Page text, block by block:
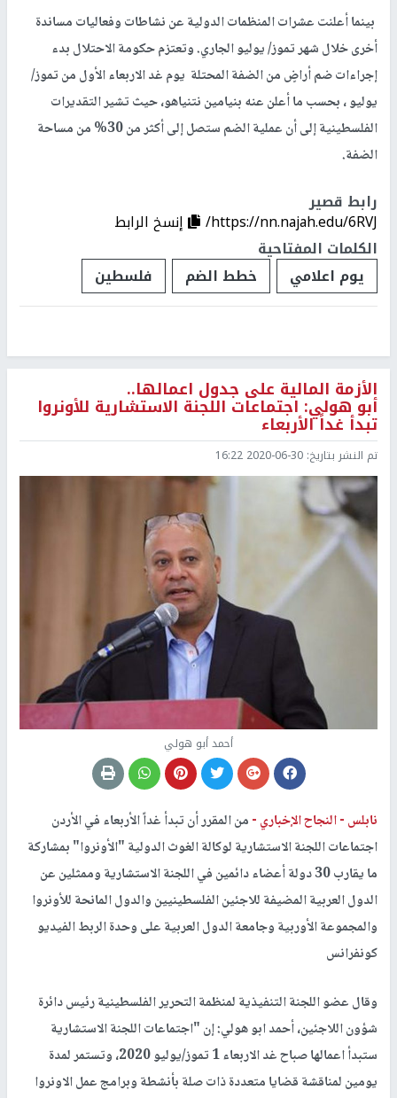
بينما أعلنت عشرات المنظمات الدولية عن نشاطات وفعاليات مساندة
أخرى خلال شهر تموز/ يوليو الجاري. وتعتزم حكومة الاحتلال بدء
إجراءات ضم أراضٍ من الضفة المحتلة يوم غد الاربعاء الأول من تموز/
يوليو ، بحسب ما أعلن عنه بنيامين نتنياهو، حيث تشير التقديرات
الفلسطينية إلى أن عملية الضم ستصل إلى أكثر من 30% من مساحة
الضفة.
رابط قصير
https://nn.najah.edu/6RVJ/
إنسخ الرابط
الكلمات المفتاحية
يوم اعلامي
خطط الضم فلسطين
الأزمة المالية على جدول اعمالها..
أبو هولي: اجتماعات اللجنة الاستشارية للأونروا
تبدأ غداً الأربعاء
تم النشر بتاريخ: 2020-06-30 16:22
أحمد أبو هولي
نابلس -النجاح الإخباري -من المقرر أن تبدأ غداً الأربعاء في الأردن
اجتماعات اللجنة الاستشارية لوكالة الغوث الدولية "الأونروا" بمشاركة
ما يقارب 30 دولة أعضاء دائمين في اللجنة الاستشارية وممثلين عن
الدول العربية المضيفة للاجئين الفلسطينيين والدول المانحة للأونروا
والمجموعة الأوربية وجامعة الدول العربية على وحدة الربط الفيديو
كونفرانس
وقال عضو اللجنة التنفيذية لمنظمة التحرير الفلسطينية رئيس دائرة
شؤون اللاجئين، أحمد ابو هولي: إن "اجتماعات اللجنة الاستشارية
ستبدأ اعمالها صباح غد الاربعاء 1 تموز/يوليو 2020، وتستمر لمدة
يومين لمناقشة قضايا متعددة ذات صلة بأنشطة وبرامج عمل الاونروا